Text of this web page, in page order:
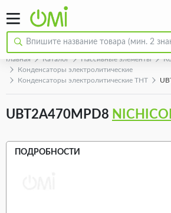
Главная Каталог Пассивные элементы
Конденсаторы электролитические
Конденсаторы электролитические THT
UBT2A470MPD8
ПОДРОБНОСТИ